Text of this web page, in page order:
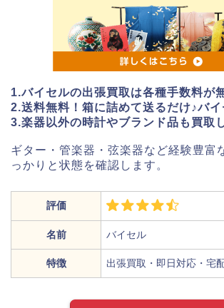
1.バイセルの出張買取は各種手数料が
2.送料無料！箱に詰めて送るだけ♪バ
3.楽器以外の時計やブランド品も買取
ギター・管楽器・弦楽器など経験豊富
っかりと状態を確認します。
評価
名前 バイセル
特徴 出張買取・即日対応・宅